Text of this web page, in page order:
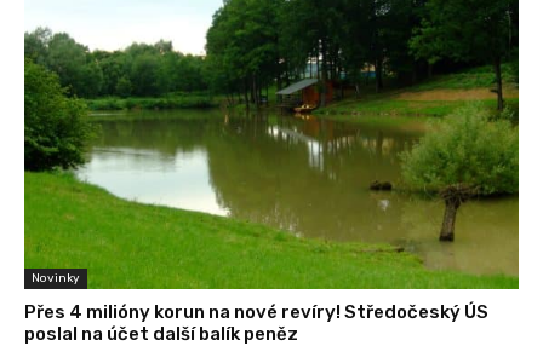
Novinky
Přes 4 milióny korun na nové revíry! Středočeský ÚS
poslal na účet další balík peněz